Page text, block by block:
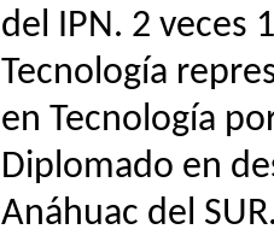
del IPN. 2 veces
Tecnología
en Tecnología
Diplomado en
Anáhuac del